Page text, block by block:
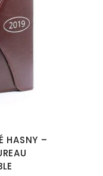
HASNY –